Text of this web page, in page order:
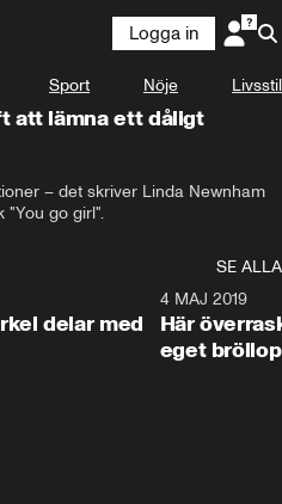
Logga in
Sport Nöje Livsstil
att lämna ett dåligt
– det skriver Linda Newnham
"You go girl".
SE ALLA
delar med
4 MAJ 2019
Här
eget bröllop